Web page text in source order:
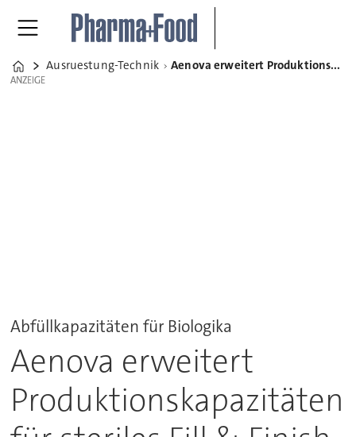
Home
Ausruestung-Technik Aenova erweitert Produktionskapazitäten für steriles Fill & Finish
ANZEIGE
ANZEIGE
Abfüllkapazitäten für Biologika
Aenova erweitert
Produktionskapazitäten